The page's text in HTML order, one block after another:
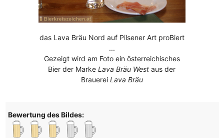
das Lava Bräu Nord auf Pilsener Art proBiert
...
Gezeigt wird am Foto ein österreichisches
Bier der MarkeLava Bräu West aus der
Brauerei Lava Bräu
Bewertung des Bildes: